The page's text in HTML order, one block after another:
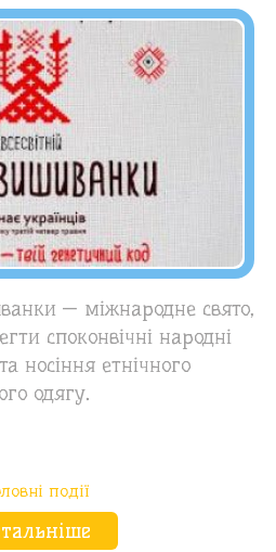
— міжнародне свято,
споконвічні народні
носіння етнічного
одягу.
події